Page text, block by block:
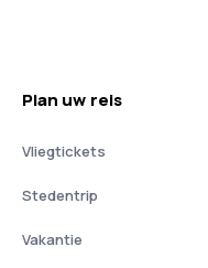
Plan uw reis
Vliegtickets
Stedentrip
Vakantie